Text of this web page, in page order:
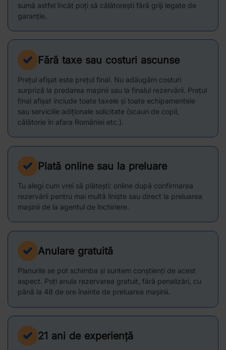
sumă astfel încât poți să călătorești fără griji legate de
garanție.
Fără taxe sau costuri ascunse
Prețul afișat este prețul final. Nu adăugăm costuri
surpriză la predarea mașinii sau la finalul rezervării. Prețul
final afișat include toate taxele și toate echipamentele
sau serviciile adiționale solicitate (scaun de copil,
călătorie în afara României etc.).
Plată online sau la preluare
Tu alegi cum vrei să plătești: online după confirmarea
rezervării pentru mai multă liniște sau direct la preluarea
mașinii de la agentul de închiriere.
Anulare gratuită
Planurile se pot schimba și suntem conștienți de acest
aspect. Poți anula rezervarea gratuit, fără penalizări, cu
până la 48 de ore înainte de preluarea mașinii.
21 ani de experiență